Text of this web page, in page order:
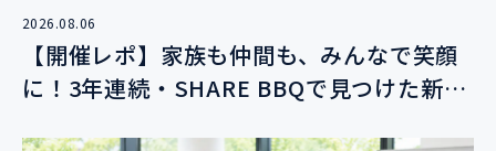
2026.08.06
【開催レポ】家族も仲間も、みんなで笑顔
に！3年連続・SHARE BBQで見つけた新し